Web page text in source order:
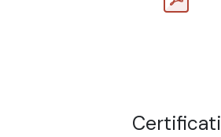
Certificati